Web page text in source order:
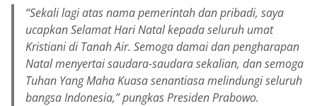
“Sekali lagi atas nama pemerintah dan pribadi, saya
ucapkan Selamat Hari Natal kepada seluruh umat
Kristiani di Tanah Air. Semoga damai dan pengharapan
Natal menyertai saudara-saudara sekalian, dan semoga
Tuhan Yang Maha Kuasa senantiasa melindungi seluruh
bangsa Indonesia,” pungkas Presiden Prabowo.